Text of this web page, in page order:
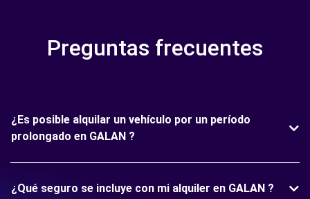
Preguntas frecuentes
¿Es posible alquilar un vehículo por un período
prolongado en GALAN ?
¿Qué seguro se incluye con mi alquiler en GALAN ?